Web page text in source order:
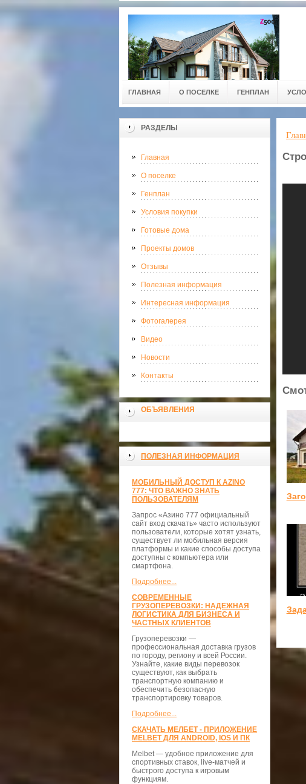
ГЛАВНАЯ О ПОСЕЛКЕ ГЕНПЛАН
РАЗДЕЛЫ
Главная
О поселке
Генплан
Условия покупки
Готовые дома
Проекты домов
Отзывы
Полезная информация
Интересная информация
Фотогалерея
Видео
Новости
Контакты
ОБЪЯВЛЕНИЯ
ПОЛЕЗНАЯ ИНФОРМАЦИЯ
МОБИЛЬНЫЙ ДОСТУП К AZINO
777: ЧТО ВАЖНО ЗНАТЬ
ПОЛЬЗОВАТЕЛЯМ
Запрос «Азино 777 официальный
сайт вход скачать» часто используют
пользователи, которые хотят узнать,
существует ли мобильная версия
платформы и какие способы доступа
доступны с компьютера или
смартфона.
Подробнее...
СОВРЕМЕННЫЕ
ГРУЗОПЕРЕВОЗКИ: НАДЕЖНАЯ
ЛОГИСТИКА ДЛЯ БИЗНЕСА И
ЧАСТНЫХ КЛИЕНТОВ
Грузоперевозки —
профессиональная доставка грузов
по городу, региону и всей России.
Узнайте, какие виды перевозок
существуют, как выбрать
транспортную компанию и
обеспечить безопасную
транспортировку товаров.
Подробнее...
СКАЧАТЬ МЕЛБЕТ - ПРИЛОЖЕНИЕ
MELBET ДЛЯ ANDROID, IOS И ПК
Melbet — удобное приложение для
спортивных ставок, live-матчей и
быстрого доступа к игровым
функциям.